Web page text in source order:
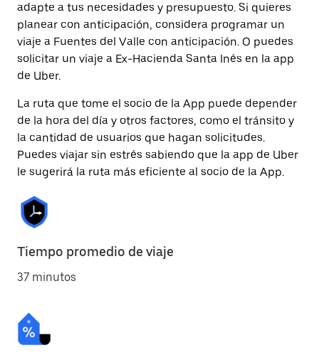
adapte a tus necesidades y presupuesto. Si quieres
planear con anticipación, considera programar un
viaje a Fuentes del Valle con anticipación. O puedes
solicitar un viaje a Ex-Hacienda Santa Inés en la app
de Uber.
La ruta que tome el socio de la App puede depender
de la hora del día y otros factores, como el tránsito y
la cantidad de usuarios que hagan solicitudes.
Puedes viajar sin estrés sabiendo que la app de Uber
le sugerirá la ruta más eficiente al socio de la App.
Tiempo promedio de viaje
37 minutos